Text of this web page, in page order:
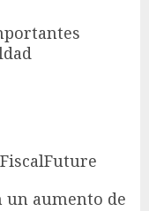
aumento de